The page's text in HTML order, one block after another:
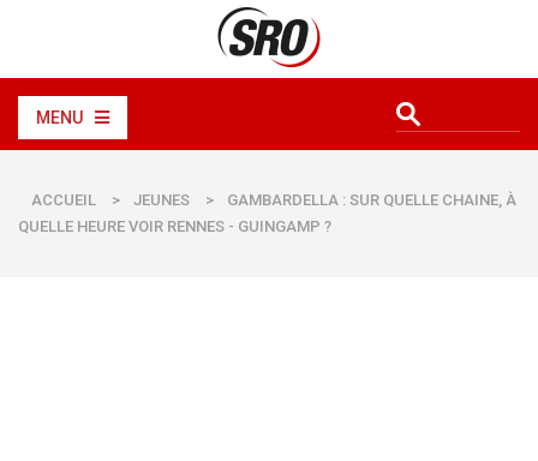
MENU
ACCUEIL > JEUNES >
GAMBARDELLA : SUR QUELLE CHAINE, À
QUELLE HEURE VOIR RENNES - GUINGAMP ?